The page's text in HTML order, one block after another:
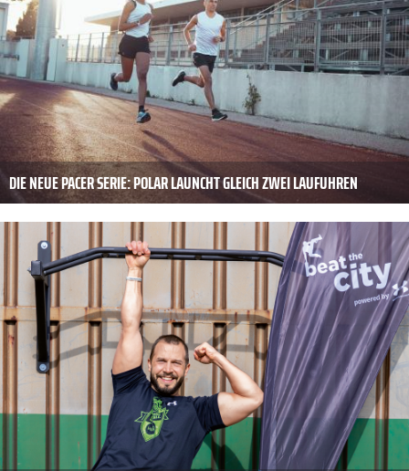
DIE NEUE PACER SERIE: POLAR LAUNCHT GLEICH ZWEI LAUFUHREN